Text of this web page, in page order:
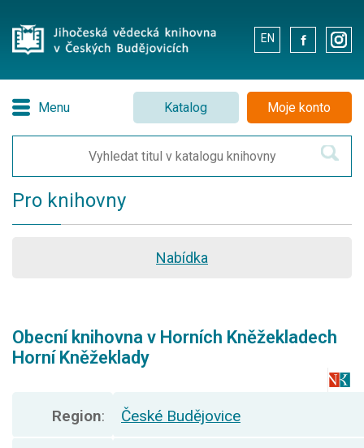
EN . .
Menu Katalog Moje konto
Pro knihovny
Nabídka
Obecní knihovna v Horních Kněžekladech
Horní Kněžeklady
Region: České Budějovice